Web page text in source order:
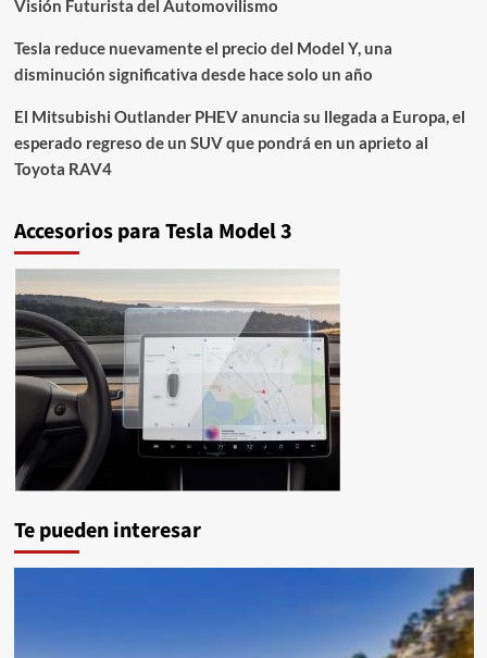
Visión Futurista del Automovilismo
Tesla reduce nuevamente el precio del Model Y, una
disminución significativa desde hace solo un año
El Mitsubishi Outlander PHEV anuncia su llegada a Europa, el
esperado regreso de un SUV que pondrá en un aprieto al
Toyota RAV4
Accesorios para Tesla Model 3
Te pueden interesar